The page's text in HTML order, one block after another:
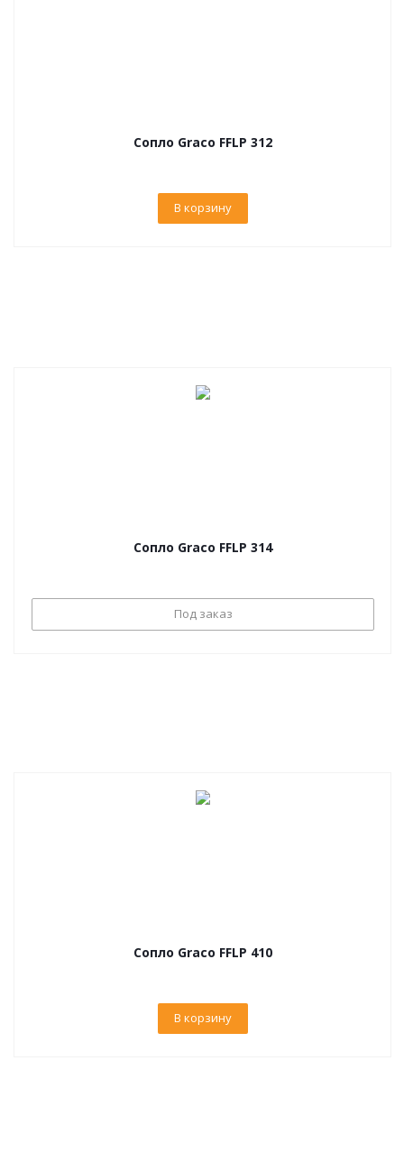
Сопло Graco FFLP 312
В корзину
Сопло Graco FFLP 314
Под заказ
Сопло Graco FFLP 410
В корзину